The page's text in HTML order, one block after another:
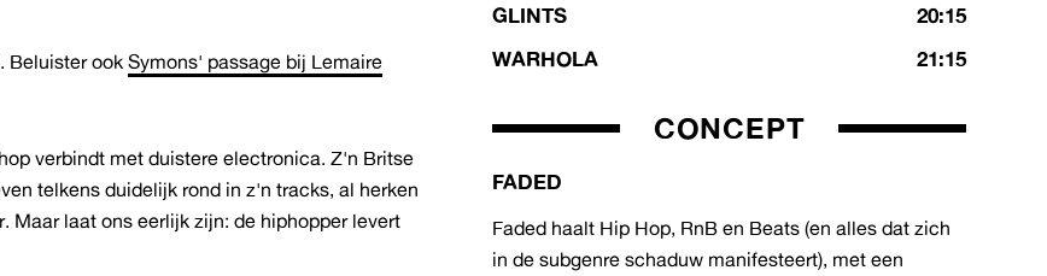
Beluister ookSymons' passage bij Lemaire
verbindt met duistere electronica. Z'n Britse
telkens duidelijk rond in z'n tracks, al herken
Maar laat ons eerlijk zijn: de hiphopper levert
GLINTS
20:15
WARHOLA
21:15
CONCEPT
FADED
Faded haalt Hip Hop, RnB en Beats (en alles dat zich
in de subgenre schaduw manifesteert), met een